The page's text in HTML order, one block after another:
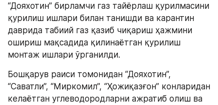
“Дояхотин” бирламчи газ тайёрлаш қурилмасини
қурилиш ишлари билан танишди ва карантин
даврида табиий газ қазиб чиқариш ҳажмини
ошириш мақсадида қилинаётган қурилиш
монтаж ишлари ўрганилди.
Бошқарув раиси томонидан “Дояхотин”,
“Саватли”, “Миркомил”, “Ҳожиқазғон” конларидан
келаётган углеводородларни ажратиб олиш ва